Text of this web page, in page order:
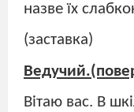
назве їх
(заставка)
Вітаю вас. В